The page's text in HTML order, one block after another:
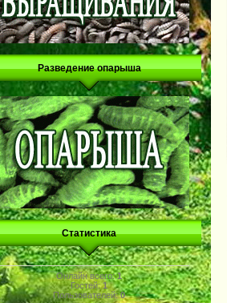
Разведение опарыша
Статистика
Онлайн всего:1
Гостей:1
Пользователей:0